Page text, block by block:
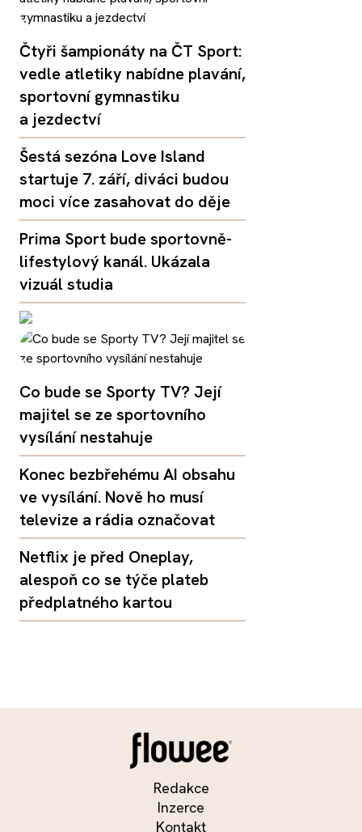
Čtyři šampionáty na ČT Sport:
vedle atletiky nabídne plavání,
sportovní gymnastiku
a jezdectví
Šestá sezóna Love Island
startuje 7. září, diváci budou
moci více zasahovat do děje
Prima Sport bude sportovně-
lifestylový kanál. Ukázala
vizuál studia
Co bude se Sporty TV? Její
majitel se ze sportovního
vysílání nestahuje
Konec bezbřehému AI obsahu
ve vysílání. Nově ho musí
televize a rádia označovat
Netflix je před Oneplay,
alespoň co se týče plateb
předplatného kartou
Redakce
Inzerce
Kontakt